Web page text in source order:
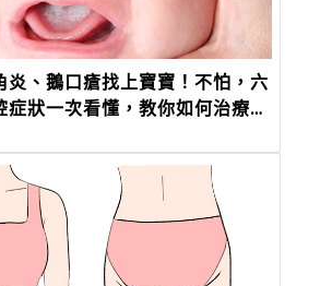
炎、鵝口瘡找上寶寶！不怕，六
症狀一次看懂，教你如何治療及